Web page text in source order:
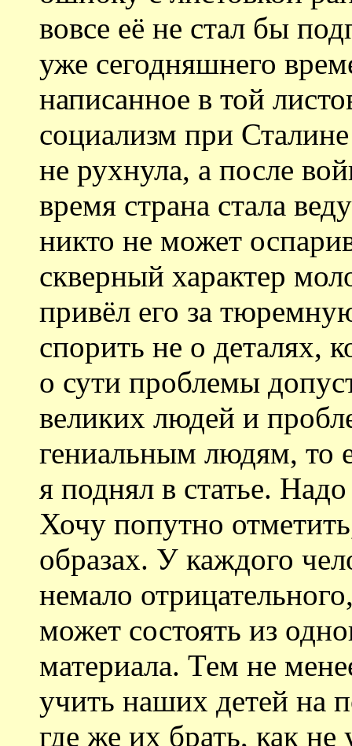
вовсе её не стал бы
уже сегодняшнего
написанное в той
социализм при
не рухнула, а после
время страна стала
никто не может
скверный характер
привёл его за
спорить не о деталях,
о сути проблемы
великих людей и
гениальным людям, то
я поднял в статье.
Хочу попутно
образах. У каждого
немало
может состоять из
материала. Тем не
учить наших детей на
где же их брать, как